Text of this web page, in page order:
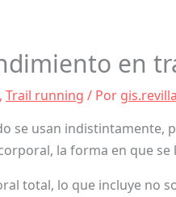
en
, Trail running / Por gis.revilla
se usan
la forma en que
total, lo que incluye no